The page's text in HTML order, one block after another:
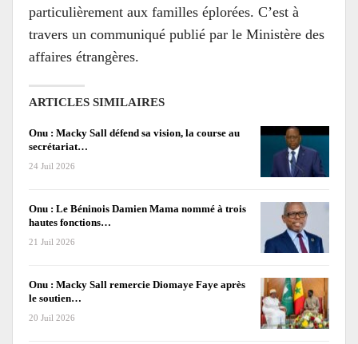
particulièrement aux familles éplorées. C’est à
travers un communiqué publié par le Ministère des
affaires étrangères.
ARTICLES SIMILAIRES
Onu : Macky Sall défend sa vision, la course au
secrétariat…
24 Juil 2026
Onu : Le Béninois Damien Mama nommé à trois
hautes fonctions…
21 Juil 2026
Onu : Macky Sall remercie Diomaye Faye après
le soutien…
20 Juil 2026